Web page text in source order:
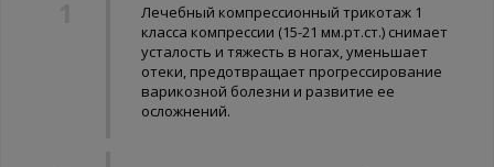
Лечебный компрессионный трикотаж 1
класса компрессии (15-21 мм.рт.ст.) снимает
усталость и тяжесть в ногах, уменьшает
отеки, предотвращает прогрессирование
варикозной болезни и развитие ее
осложнений.